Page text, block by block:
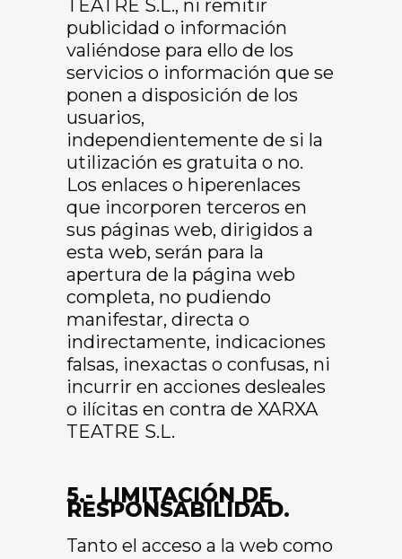
TEATRE S.L., ni remitir
publicidad o información
valiéndose para ello de los
servicios o información que se
ponen a disposición de los
usuarios,
independientemente de si la
utilización es gratuita o no.
Los enlaces o hiperenlaces
que incorporen terceros en
sus páginas web, dirigidos a
esta web, serán para la
apertura de la página web
completa, no pudiendo
manifestar, directa o
indirectamente, indicaciones
falsas, inexactas o confusas, ni
incurrir en acciones desleales
o ilícitas en contra de XARXA
TEATRE S.L.
5.- LIMITACIÓN DE
RESPONSABILIDAD.
Tanto el acceso a la web como